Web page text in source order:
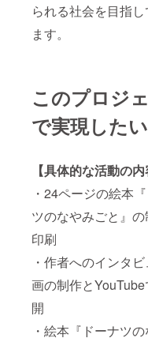
られる社会を目指し
ます。
このプロジ
で実現した
【具体的な活動の内
・24ページの絵本
ツのなやみごと』の
印刷
・作者へのインタ
画の制作と
開
・絵本『ドーナツ